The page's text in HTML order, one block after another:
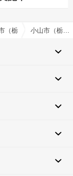
（栃木県）の結婚式場